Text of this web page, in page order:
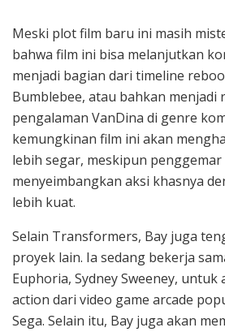
Meski plot film baru ini masih
bahwa film ini bisa melanjutkan
menjadi bagian dari timeline
Bumblebee, atau bahkan menjadi
pengalaman VanDina di genre
kemungkinan film ini akan
lebih segar, meskipun
menyeimbangkan aksi khasnya
lebih kuat.
Selain Transformers, Bay juga
proyek lain. Ia sedang bekerja
Euphoria, Sydney Sweeney, untuk
action dari video game arcade
Sega. Selain itu, Bay juga akan